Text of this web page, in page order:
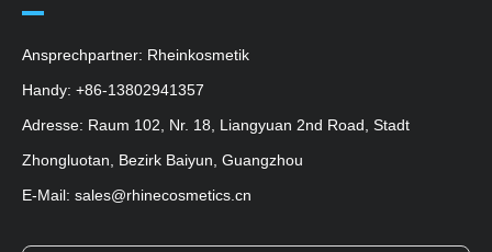
Ansprechpartner: Rheinkosmetik
Handy: +86-13802941357
Adresse: Raum 102, Nr. 18, Liangyuan 2nd Road, Stadt
Zhongluotan, Bezirk Baiyun, Guangzhou
E-Mail: sales@rhinecosmetics.cn